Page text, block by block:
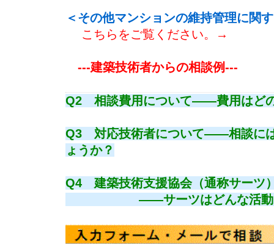
＜その他マンションの維持管理に関
こちらをご覧ください。→
---建築技術者からの相談例---
Q2 相談費用について――費用はど
Q3 対応技術者について――相談に
ょうか？
Q4 建築技術支援協会（通称サーツ
――サーツはどんな活動をし